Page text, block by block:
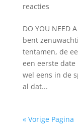
reacties
DO YOU NEED
bent
tentamen, de
een eerste
wel eens in de
al dat...
« Vorige Pagina